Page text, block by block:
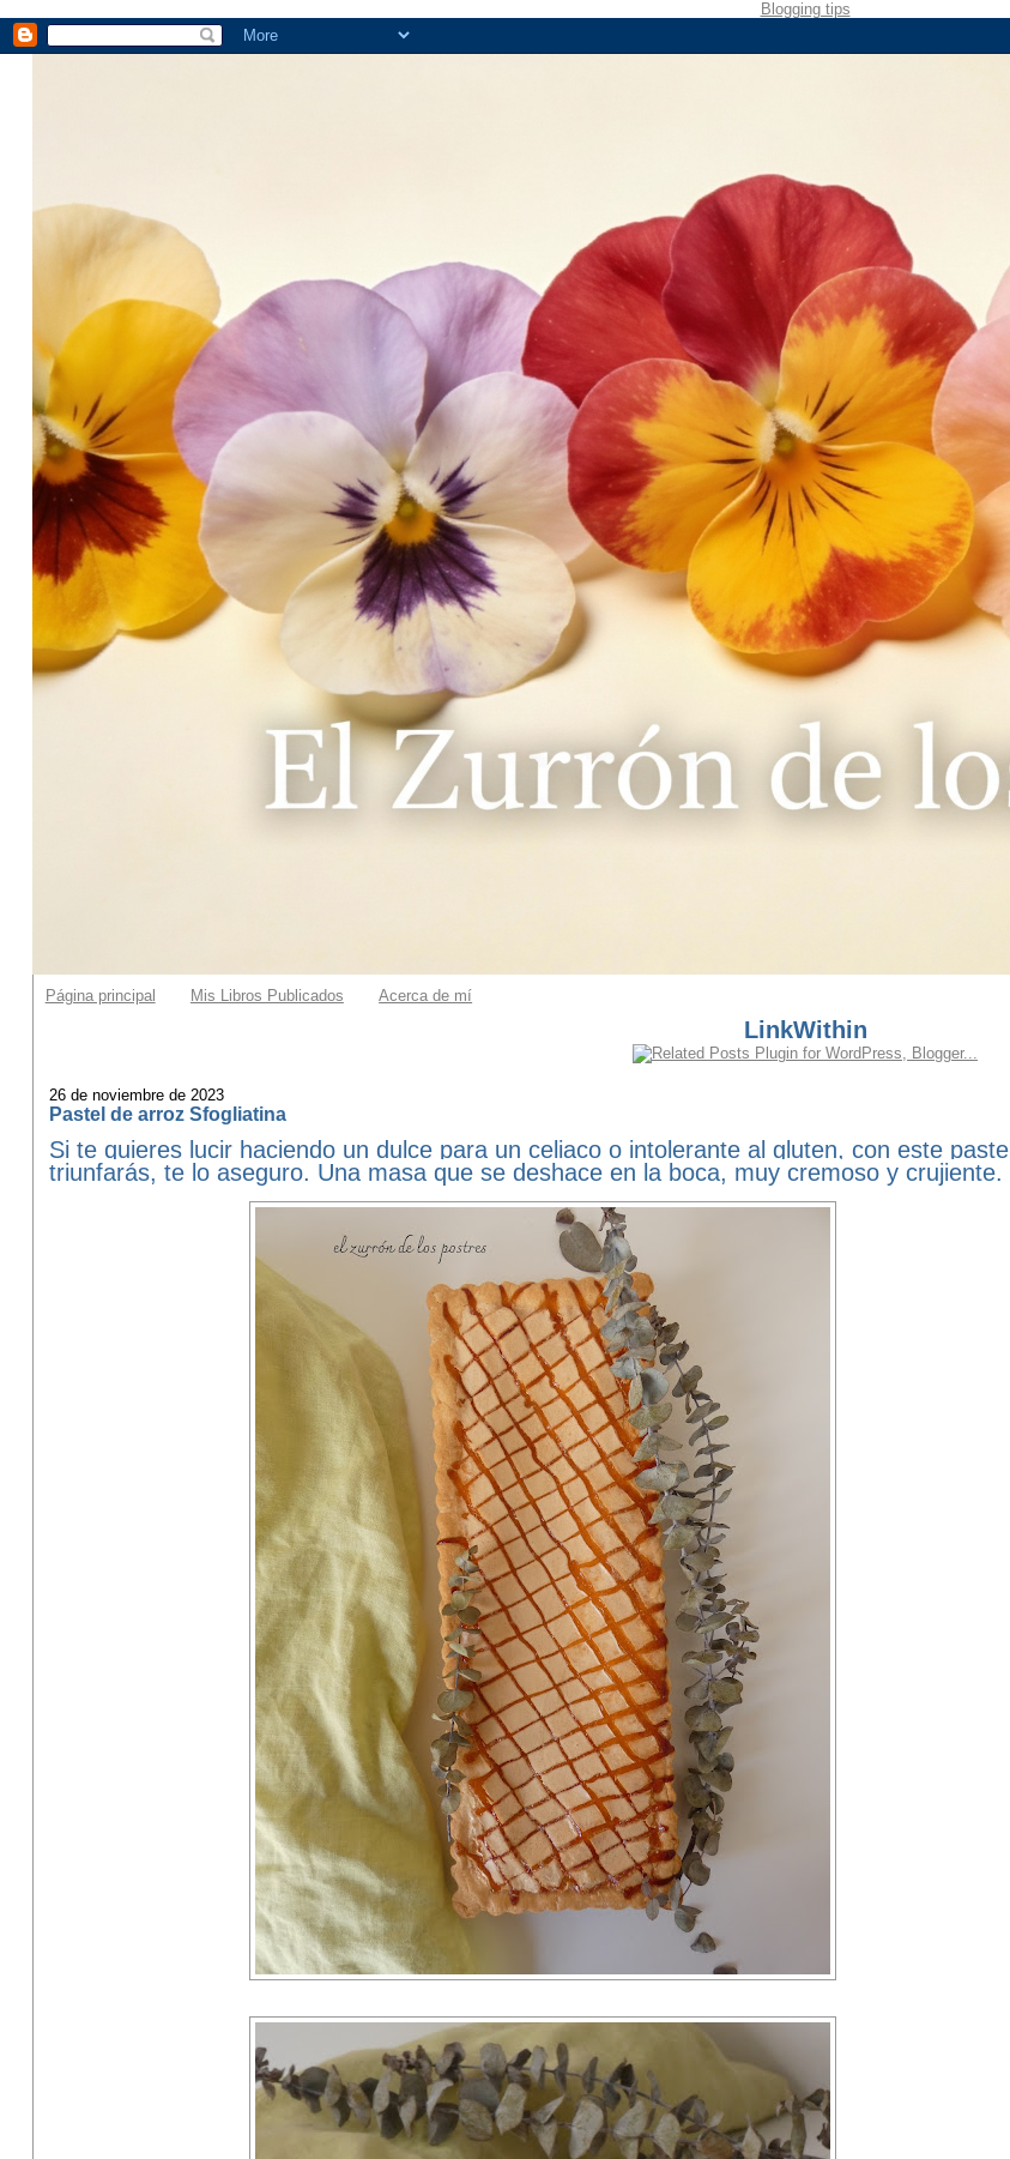
Blogging tips
Página principal Mis Libros Publicados Acerca de mí
LinkWithin
26 de noviembre de 2023
Pastel de arroz Sfogliatina
Si te quieres lucir haciendo un dulce para un celiaco o intolerante al gluten, con este pastel
triunfarás, te lo aseguro. Una masa que se deshace en la boca, muy cremoso y crujiente.